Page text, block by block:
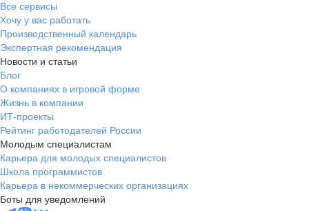
Все сервисы
Хочу у вас работать
Производственный календарь
Экспертная рекомендация
Новости и статьи
Блог
О компаниях в игровой форме
Жизнь в компании
ИТ-проекты
Рейтинг работодателей России
Молодым специалистам
Карьера для молодых специалистов
Школа программистов
Карьера в некоммерческих организациях
Боты для уведомлений